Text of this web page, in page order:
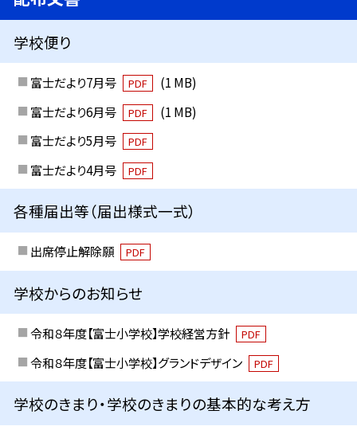
学校便り
富士だより7月号 PDF
(1 MB)
富士だより6月号
PDF
(1 MB)
富士だより5月号
PDF
富士だより4月号 PDF
各種届出等（届出様式一式）
出席停止解除願 PDF
学校からのお知らせ
令和８年度【富士小学校】学校経営方針 PDF
令和８年度【富士小学校】グランドデザイン PDF
学校のきまり・学校のきまりの基本的な考え方